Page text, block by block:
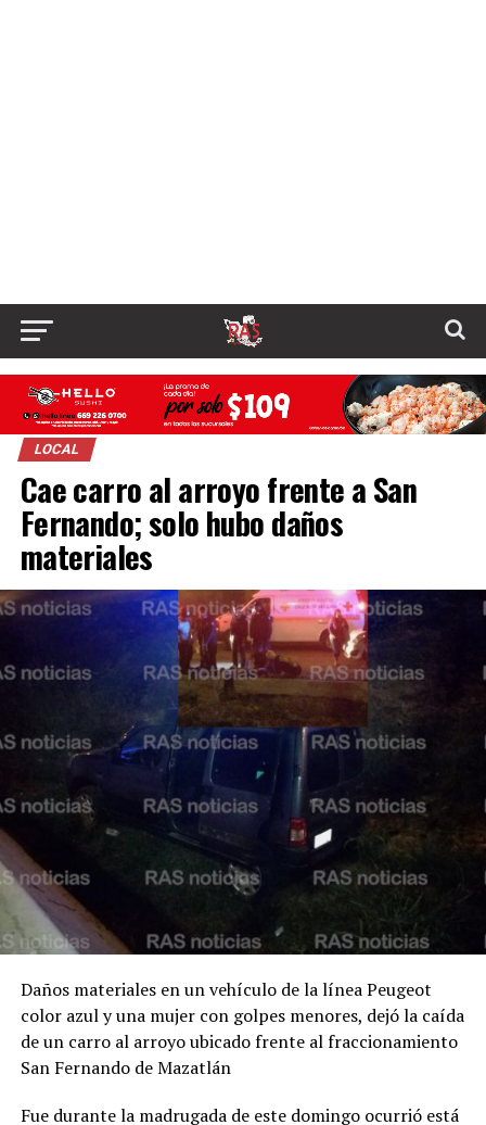
LOCAL
Cae carro al arroyo frente a San
Fernando; solo hubo daños
materiales
Daños materiales en un vehículo de la línea Peugeot
color azul y una mujer con golpes menores, dejó la caída
de un carro al arroyo ubicado frente al fraccionamiento
San Fernando de Mazatlán
Fue durante la madrugada de este domingo ocurrió está